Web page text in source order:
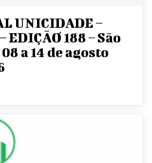
UNICIDADE –
EDIÇÃO 188 – São
a 14 de agosto